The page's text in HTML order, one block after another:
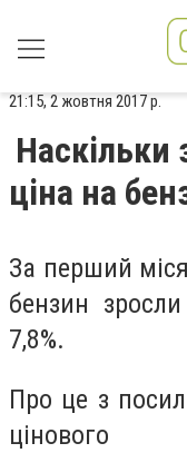
21:15, 2 жовтня 2017 р.
Наскільки
ціна на
За перший
бензин
7,8%.
Про це з
цінового